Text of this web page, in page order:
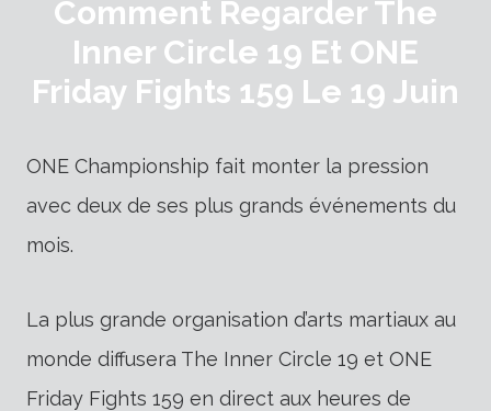
Comment Regarder The
Inner Circle 19 Et ONE
Friday Fights 159 Le 19 Juin
ONE Championship fait monter la pression
avec deux de ses plus grands événements du
mois.
La plus grande organisation d’arts martiaux au
monde diffusera The Inner Circle 19 et ONE
Friday Fights 159 en direct aux heures de